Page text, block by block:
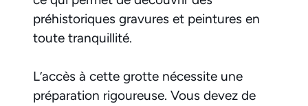
préhistoriques gravures et peintures en
toute tranquillité.
L’accès à cette grotte nécessite une
préparation rigoureuse. Vous devez de